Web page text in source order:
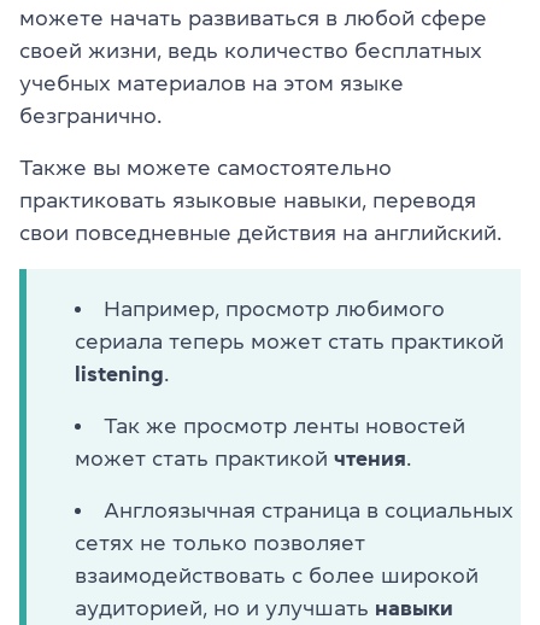
можете начать развиваться в любой сфере
своей жизни, ведь количество бесплатных
учебных материалов на этом языке
безгранично.
Также вы можете самостоятельно
практиковать языковые навыки, переводя
свои повседневные действия на английский.
Например, просмотр любимого
сериала теперь может стать практикой
listening
Так же просмотр ленты новостей
может стать практикой чтения
Англоязычная страница в социальных
сетях не только позволяет
взаимодействовать с более широкой
аудиторией, но и улучшать навыки